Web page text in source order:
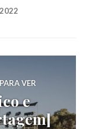
PARA VER
e